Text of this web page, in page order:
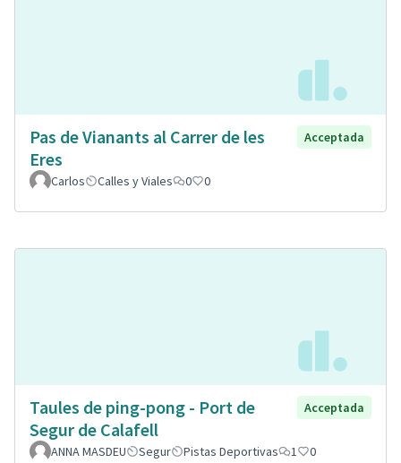
Pas de Vianants al Carrer de les
Eres
Acceptada
Carlos Calles y Viales 0 0
Taules de ping-pong - Port de
Segur de Calafell
Acceptada
ANNA MASDEU Segur Pistas Deportivas 1 0